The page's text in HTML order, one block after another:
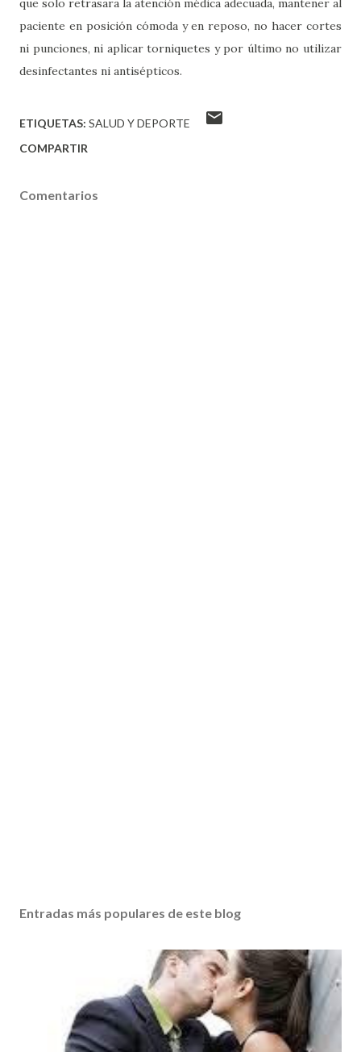
que solo retrasara la atención médica adecuada, mantener al
paciente en posición cómoda y en reposo, no hacer cortes
ni punciones, ni aplicar torniquetes y por último no utilizar
desinfectantes ni antisépticos.
ETIQUETAS: SALUD Y DEPORTE
COMPARTIR
Comentarios
Entradas más populares de este blog